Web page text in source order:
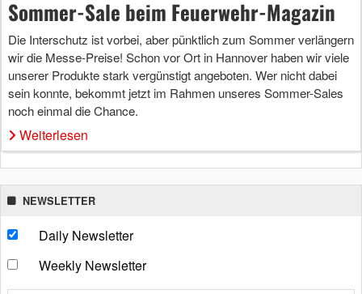
Sommer-Sale beim Feuerwehr-Magazin
Die Interschutz ist vorbei, aber pünktlich zum Sommer verlängern
wir die Messe-Preise! Schon vor Ort in Hannover haben wir viele
unserer Produkte stark vergünstigt angeboten. Wer nicht dabei
sein konnte, bekommt jetzt im Rahmen unseres Sommer-Sales
noch einmal die Chance.
Weiterlesen
NEWSLETTER
Daily Newsletter
Weekly Newsletter